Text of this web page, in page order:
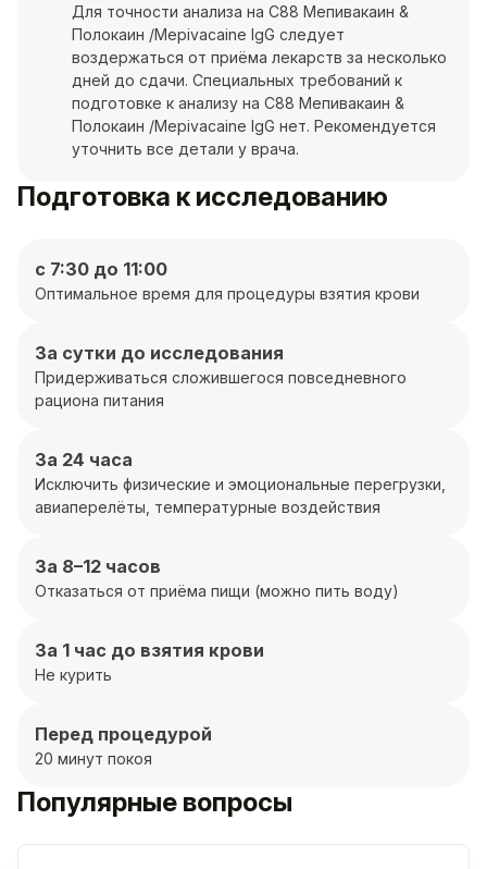
Для точности анализа на C88 Мепивакаин &
Полокаин /Mepivacaine IgG следует
воздержаться от приёма лекарств за несколько
дней до сдачи. Специальных требований к
подготовке к анализу на C88 Мепивакаин &
Полокаин /Mepivacaine IgG нет. Рекомендуется
уточнить все детали у врача.
Подготовка к исследованию
с 7:30 до 11:00
Оптимальное время для процедуры взятия крови
За сутки до исследования
Придерживаться сложившегося повседневного
рациона питания
За 24 часа
Исключить физические и эмоциональные перегрузки,
авиаперелёты, температурные воздействия
За 8–12 часов
Отказаться от приёма пищи (можно пить воду)
За 1 час до взятия крови
Не курить
Перед процедурой
20 минут покоя
Популярные вопросы